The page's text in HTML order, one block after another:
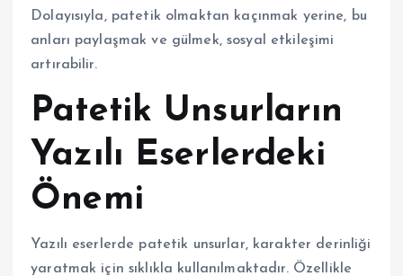
Dolayısıyla, patetik olmaktan kaçınmak yerine, bu
anları paylaşmak ve gülmek, sosyal etkileşimi
artırabilir.
Patetik Unsurların
Yazılı Eserlerdeki
Önemi
Yazılı eserlerde patetik unsurlar, karakter derinliği
yaratmak için sıklıkla kullanılmaktadır. Özellikle